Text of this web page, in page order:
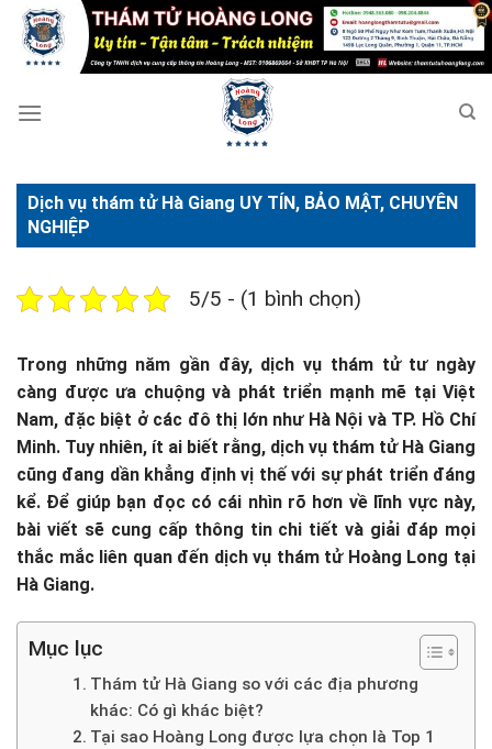
qua
Dịch vụ thám tử Hà Giang UY TÍN, BẢO MẬT, CHUYÊN
NGHIỆP
5/5 - (1 bình chọn)
Trong những năm gần đây, dịch vụ thám tử tư ngày
càng được ưa chuộng và phát triển mạnh mẽ tại Việt
Nam, đặc biệt ở các đô thị lớn như Hà Nội và TP. Hồ Chí
Minh. Tuy nhiên, ít ai biết rằng, dịch vụ thám tử Hà Giang
cũng đang dần khẳng định vị thế với sự phát triển đáng
kể. Để giúp bạn đọc có cái nhìn rõ hơn về lĩnh vực này,
bài viết sẽ cung cấp thông tin chi tiết và giải đáp mọi
thắc mắc liên quan đến dịch vụ thám tử Hoàng Long tại
Hà Giang.
Mục lục
Thám tử Hà Giang so với các địa phương
khác: Có gì khác biệt?
Tại sao Hoàng Long được lựa chọn là Top 1